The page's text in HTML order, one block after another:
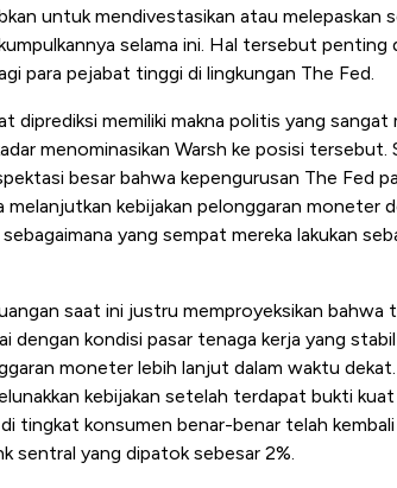
untuk mendivestasikan atau melepaskan
selama ini. Hal tersebut penting
para pejabat tinggi di lingkungan The Fed.
diprediksi memiliki makna politis yang sangat
menominasikan Warsh ke posisi tersebut.
besar bahwa kepengurusan The Fed
melanjutkan kebijakan pelonggaran moneter
yang sempat mereka lakukan
saat ini justru memproyeksikan bahwa
dengan kondisi pasar tenaga kerja yang
moneter lebih lanjut dalam waktu
kebijakan setelah terdapat bukti
tingkat konsumen benar-benar telah
sentral yang dipatok sebesar 2%.